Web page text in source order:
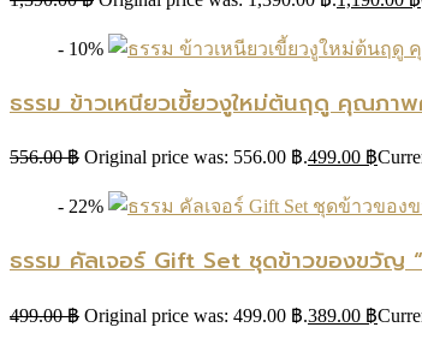
- 10%
ธรรม ข้าวเหนียวเขี้ยวงูใหม่ต้นฤดู คุณภ
556.00฿ Original price was: 556.00 ฿.499.00 ฿
- 22%
ธรรม คัลเจอร์ Gift Set ชุดข้าวของขวั
499.00฿ Original price was: 499.00 ฿.389.00 ฿